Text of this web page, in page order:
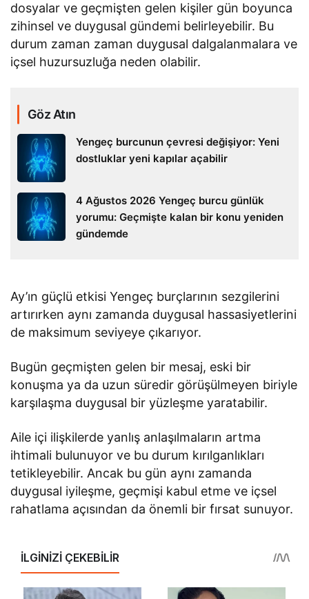
dosyalar ve geçmişten gelen kişiler gün boyunca
zihinsel ve duygusal gündemi belirleyebilir. Bu
durum zaman zaman duygusal dalgalanmalara ve
içsel huzursuzluğa neden olabilir.
Göz Atın
Yengeç burcunun çevresi değişiyor: Yeni
dostluklar yeni kapılar açabilir
4 Ağustos 2026 Yengeç burcu günlük
yorumu: Geçmişte kalan bir konu yeniden
gündemde
Ay’ın güçlü etkisi Yengeç burçlarının sezgilerini
artırırken aynı zamanda duygusal hassasiyetlerini
de maksimum seviyeye çıkarıyor.
Bugün geçmişten gelen bir mesaj, eski bir
konuşma ya da uzun süredir görüşülmeyen biriyle
karşılaşma duygusal bir yüzleşme yaratabilir.
Aile içi ilişkilerde yanlış anlaşılmaların artma
ihtimali bulunuyor ve bu durum kırılganlıkları
tetikleyebilir. Ancak bu gün aynı zamanda
duygusal iyileşme, geçmişi kabul etme ve içsel
rahatlama açısından da önemli bir fırsat sunuyor.